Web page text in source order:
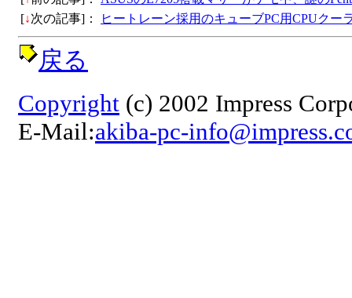
[↓次の記事]： ヒートレーン採用のキューブPC用CPUクー
戻る
Copyright (c) 2002 Impress
E-Mail:akiba-pc-